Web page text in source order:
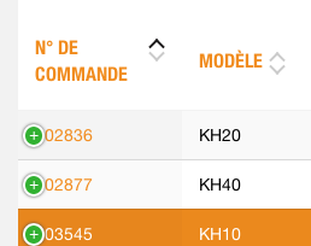
N° DE
COMMANDE
MODÈLE
302836 KH20
302877 KH40
303545 KH10